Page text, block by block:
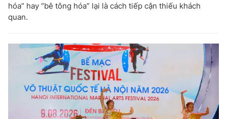
hóa” hay “bê tông hóa” lại là cách tiếp cận thiếu khách
quan.